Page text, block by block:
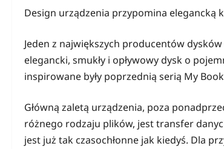
Design urządzenia przypomina elegancką
Jeden z największych producentów
elegancki, smukły i opływowy dysk o
inspirowane były poprzednią serią My
Główną zaletą urządzenia, poza
różnego rodzaju plików, jest transfer
jest już tak czasochłonne jak kiedyś. Dla